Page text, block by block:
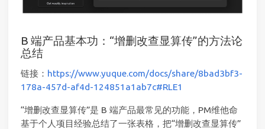
B 端产品基本功：“增删改查显算传”的方法论
总结
链接： https://www.yuque.com/docs/share/8bad3bf3-
178a-457d-af4d-124851a1ab7c#RLE1
“增删改查显算传”是 B 端产品最常见的功能，PM维他命
基于个人项目经验总结了一张表格，把“增删改查显算传”